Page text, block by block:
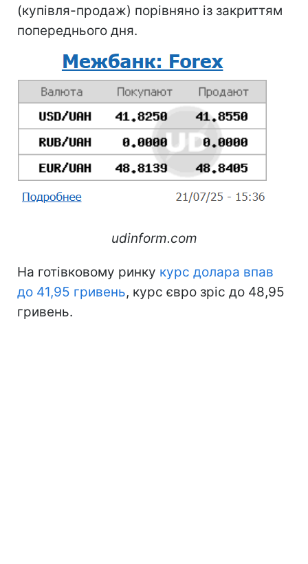
(купівля-продаж) порівняно із закриттям
попереднього дня.
udinform.com
На готівковому ринку курс долара впав
до 41,95 гривень, курс євро зріс до 48,95
гривень.